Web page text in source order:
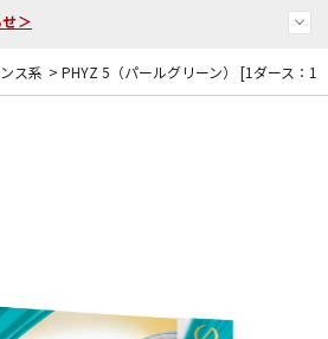
＞
ス系 > PHYZ 5（パールグリーン） [1ダース：